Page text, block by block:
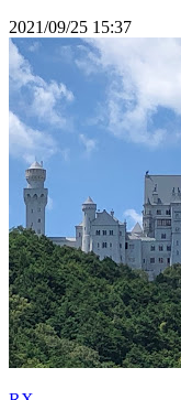
2021/09/25 15:37